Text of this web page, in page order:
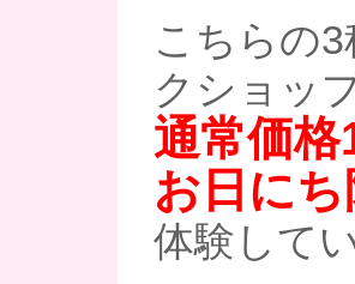
こちらの
クショッ
通常価
お日に
体験して